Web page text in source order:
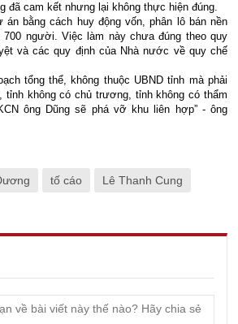
đã cam kết nhưng lại không thực hiện đúng.
án bằng cách huy động vốn, phân lô bán nền
người. Việc làm này chưa đúng theo quy
và các quy định của Nhà nước về quy chế
tổng thể, không thuộc UBND tỉnh mà phải
không có chủ trương, tỉnh không có thẩm
ông Dũng sẽ phá vỡ khu liên hợp” - ông
tố cáo Lê Thanh Cung